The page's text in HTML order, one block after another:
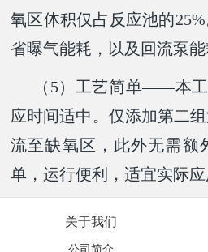
氧区体积仅占反应池的
省曝气能耗，以及回流泵能
（5）工艺简单——本工
应时间适中。仅添加第二
流至缺氧区，此外无需额
单，运行便利，适宜实际应
关于我们
公司简介